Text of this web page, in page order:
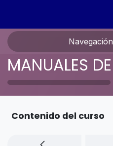
Navegación
Contenido del curso